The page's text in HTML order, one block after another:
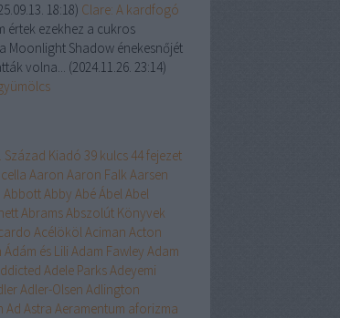
18:18) Clare: A kardfogó
értek ezekhez a cukros
Moonlight Shadow énekesnőjét
volna... (2024.11.26. 23:14)
Század Kiadó 39 kulcs 44 fejezet
Aaron Aaron Falk Aarsen
AbbottAbby AbéÁbelAbel
AbramsAbszolút Könyvek
AcélökölAciman Acton
Ádám és Lili Adam Fawley Adam
Adele ParksAdeyemi
Adler-Olsen Adlington
Ad Astra Aeramentum aforizma